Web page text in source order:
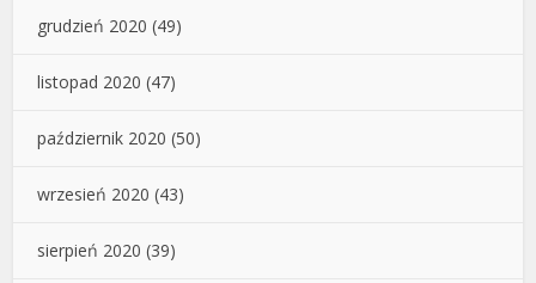
grudzień 2020 (49)
listopad 2020 (47)
październik 2020 (50)
wrzesień 2020 (43)
sierpień 2020 (39)